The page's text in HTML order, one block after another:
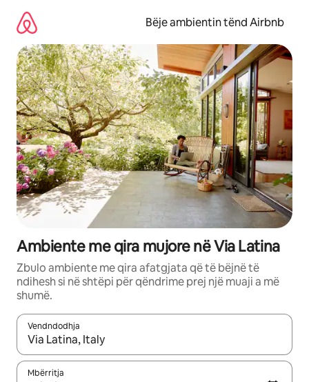
përmbajtja
Bëje ambientin tënd Airbnb
Ambiente me qira mujore në Via Latina
Zbulo ambiente me qira afatgjata që të bëjnë të
ndihesh si në shtëpi për qëndrime prej një muaji a më
shumë.
Vendndodhja
Kur rezultatet të jenë të disponueshme, lëviz me butonat e
Mbërritja